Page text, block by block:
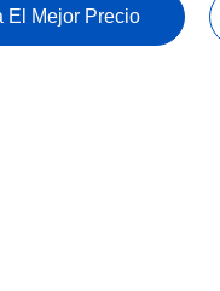
El Mejor Precio